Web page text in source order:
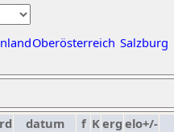
Oberösterreich Salzburg
rd datum f Kerg elo+/-